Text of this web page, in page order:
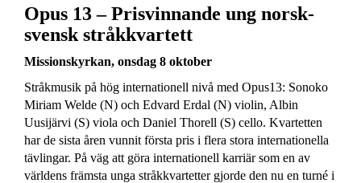
Opus 13 – Prisvinnande ung norsk-
svensk stråkkvartett
Missionskyrkan, onsdag 8 oktober
Stråkmusik på hög internationell nivå med Opus13: Sonoko
Miriam Welde (N) och Edvard Erdal (N) violin, Albin
Uusijärvi (S) viola och Daniel Thorell (S) cello. Kvartetten
har de sista åren vunnit första pris i flera stora internationella
tävlingar. På väg att göra internationell karriär som en av
världens främsta unga stråkkvartetter gjorde den nu en turné i